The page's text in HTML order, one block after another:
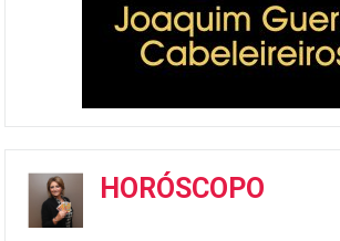
HORÓSCOPO